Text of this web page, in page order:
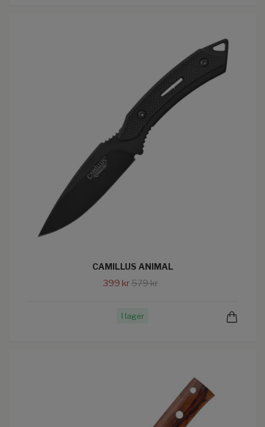
CAMILLUS ANIMAL
399 kr579 kr
I lager